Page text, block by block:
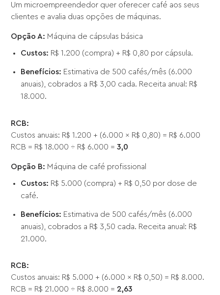
Um microempreendedor quer oferecer café aos seus
clientes e avalia duas opções de máquinas.
Opção A: Máquina de cápsulas básica
Custos: R$ 1.200 (compra) + R$ 0,80 por cápsula.
Benefícios: Estimativa de 500 cafés/mês (6.000
anuais), cobrados a R$ 3,00 cada. Receita anual: R$
18.000.
RCB:
Custos anuais: R$ 1.200 + (6.000 × R$ 0,80) = R$ 6.000
RCB = R$ 18.000 ÷ R$ 6.000 =3,0
Opção B: Máquina de café profissional
Custos: R$ 5.000 (compra) + R$ 0,50 por dose de
café.
Benefícios: Estimativa de 500 cafés/mês (6.000
anuais), cobrados a R$ 3,50 cada. Receita anual: R$
21.000.
RCB:
Custos anuais: R$ 5.000 + (6.000 × R$ 0,50) = R$ 8.000.
RCB = R$ 21.000 ÷ R$ 8.000 = 2,63